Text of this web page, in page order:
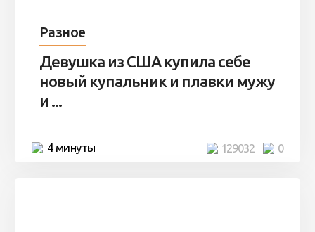
Разное
Девушка из США купила себе
новый купальник и плавки мужу
и ...
4 минуты 0
129032